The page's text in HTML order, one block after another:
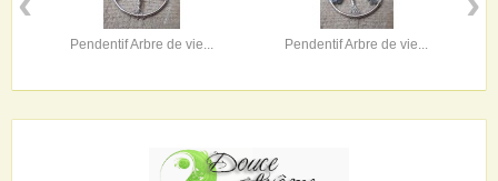
Pendentif Arbre de vie... Pendentif Arbre de vie...